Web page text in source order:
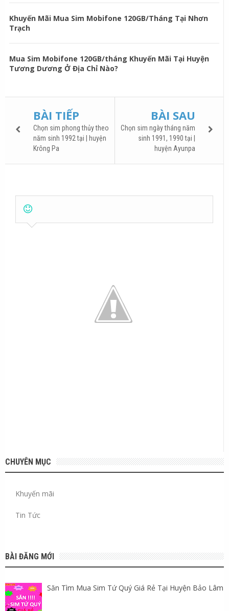
Khuyến Mãi Mua Sim Mobifone 120GB/Tháng Tại Nhơn
Trạch
Mua Sim Mobifone 120GB/tháng Khuyến Mãi Tại Huyện
Tương Dương Ở Địa Chỉ Nào?
BÀI TIẾP
Chọn sim phong thủy theo
năm sinh 1992 tại | huyện
Krông Pa
BÀI SAU
Chọn sim ngày tháng năm
sinh 1991, 1990 tại |
huyện Ayunpa
CHUYÊN MỤC
Khuyến mãi
Tin Tức
BÀI ĐĂNG MỚI
Săn Tìm Mua Sim Tứ Quý Giá Rẻ Tại Huyện Bảo Lâm